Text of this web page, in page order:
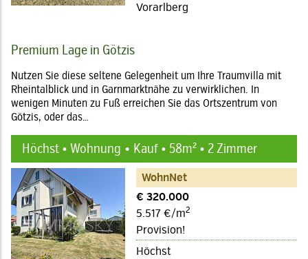
Vorarlberg
Premium Lage in Götzis
Nutzen Sie diese seltene Gelegenheit um Ihre Traumvilla mit
Rheintalblick und in Garnmarktnähe zu verwirklichen. In
wenigen Minuten zu Fuß erreichen Sie das Ortszentrum von
Götzis, oder das…
Höchst • Wohnung Kauf • 58m² • 2 Zimmer
WohnNet
€ 320.000
5.517 €/m2
Provision!
Höchst